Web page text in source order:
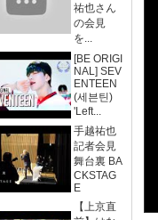
祐也さん
の会見
を...
[BE ORIGI
NAL] SEV
ENTEEN
(세븐틴)
'Left...
手越祐也
記者会見
舞台裏 BA
CKSTAG
E
【上京直